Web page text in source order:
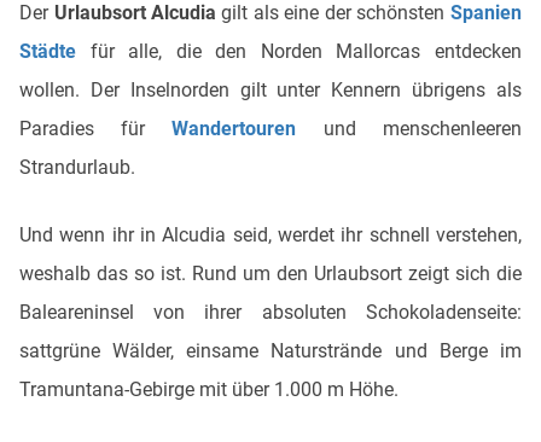
Der Urlaubsort Alcudia gilt als eine der schönsten Spanien
Städte für alle, die den Norden Mallorcas entdecken
wollen. Der Inselnorden gilt unter Kennern übrigens als
Paradies fürWandertouren und menschenleeren
Strandurlaub.
Und wenn ihr in Alcudia seid, werdet ihr schnell verstehen,
weshalb das so ist. Rund um den Urlaubsort zeigt sich die
Baleareninsel von ihrer absoluten Schokoladenseite:
sattgrüne Wälder, einsame Naturstrände und Berge im
Tramuntana-Gebirge mit über 1.000 m Höhe.